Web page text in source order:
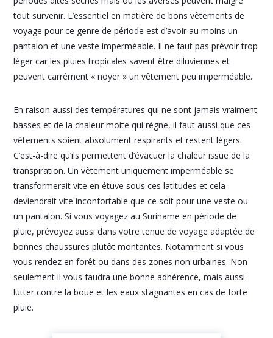
tout survenir. L’essentiel en matière de bons vêtements de
voyage pour ce genre de période est d’avoir au moins un
pantalon et une veste imperméable. Il ne faut pas prévoir trop
léger car les pluies tropicales savent être diluviennes et
peuvent carrément « noyer » un vêtement peu imperméable.
En raison aussi des températures qui ne sont jamais vraiment
basses et de la chaleur moite qui règne, il faut aussi que ces
vêtements soient absolument respirants et restent légers.
C’est-à-dire qu’ils permettent d’évacuer la chaleur issue de la
transpiration. Un vêtement uniquement imperméable se
transformerait vite en étuve sous ces latitudes et cela
deviendrait vite inconfortable que ce soit pour une veste ou
un pantalon. Si vous voyagez au Suriname en période de
pluie, prévoyez aussi dans votre tenue de voyage adaptée de
bonnes chaussures plutôt montantes. Notamment si vous
vous rendez en forêt ou dans des zones non urbaines. Non
seulement il vous faudra une bonne adhérence, mais aussi
lutter contre la boue et les eaux stagnantes en cas de forte
pluie.